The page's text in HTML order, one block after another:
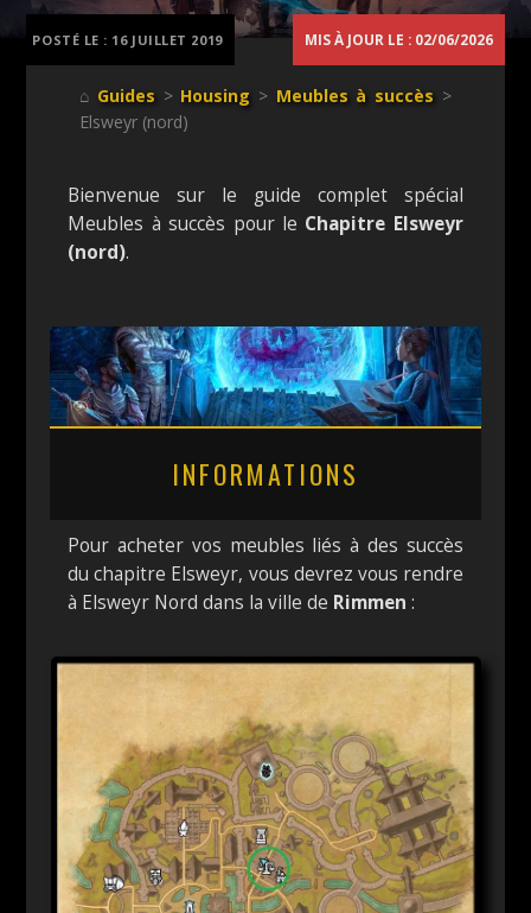
MIS À JOUR LE : 02/06/2026
⌂ Guides > Housing > Meubles à succès >
Elsweyr (nord)
Bienvenue sur le guide complet spécial
Meubles à succès pour le Chapitre Elsweyr
(nord).
INFORMATIONS
Pour acheter vos meubles liés à des succès
du chapitre Elsweyr, vous devrez vous rendre
à Elsweyr Nord dans la ville de Rimmen:
POSTÉ LE : 16 JUILLET 2019